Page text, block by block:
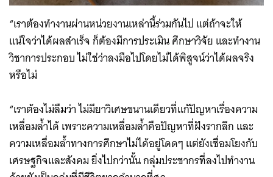
“เราต้องทำงานผ่านหน่วยงานเหล่านี้ร่วมกันไป แต่ถ้าจะให้
แน่ใจว่าได้ผลสำเร็จ ก็ต้องมีการประเมิน ศึกษาวิจัย และทำงาน
วิชาการประกอบ ไม่ใช่ว่าลงมือไปโดยไม่ได้พิสูจน์ว่าได้ผลจริง
หรือไม่
“เราต้องไม่ลืมว่า ไม่มียาวิเศษขนานเดียวที่แก้ปัญหาเรื่องความ
เหลื่อมล้ำได้ เพราะความเหลื่อมล้ำคือปัญหาที่ฝังรากลึก และ
ความเหลื่อมล้ำทางการศึกษาไม่ได้อยู่โดดๆ แต่ยังเชื่อมโยงกับ
เศรษฐกิจและสังคม ยิ่งไปกว่านั้น กลุ่มประชากรที่ลงไปทำงาน